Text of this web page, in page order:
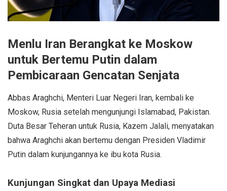
Menlu Iran Berangkat ke Moskow
untuk Bertemu Putin dalam
Pembicaraan Gencatan Senjata
Abbas Araghchi, Menteri Luar Negeri Iran, kembali ke
Moskow, Rusia setelah mengunjungi Islamabad, Pakistan.
Duta Besar Teheran untuk Rusia, Kazem Jalali, menyatakan
bahwa Araghchi akan bertemu dengan Presiden Vladimir
Putin dalam kunjungannya ke ibu kota Rusia.
Kunjungan Singkat dan Upaya Mediasi